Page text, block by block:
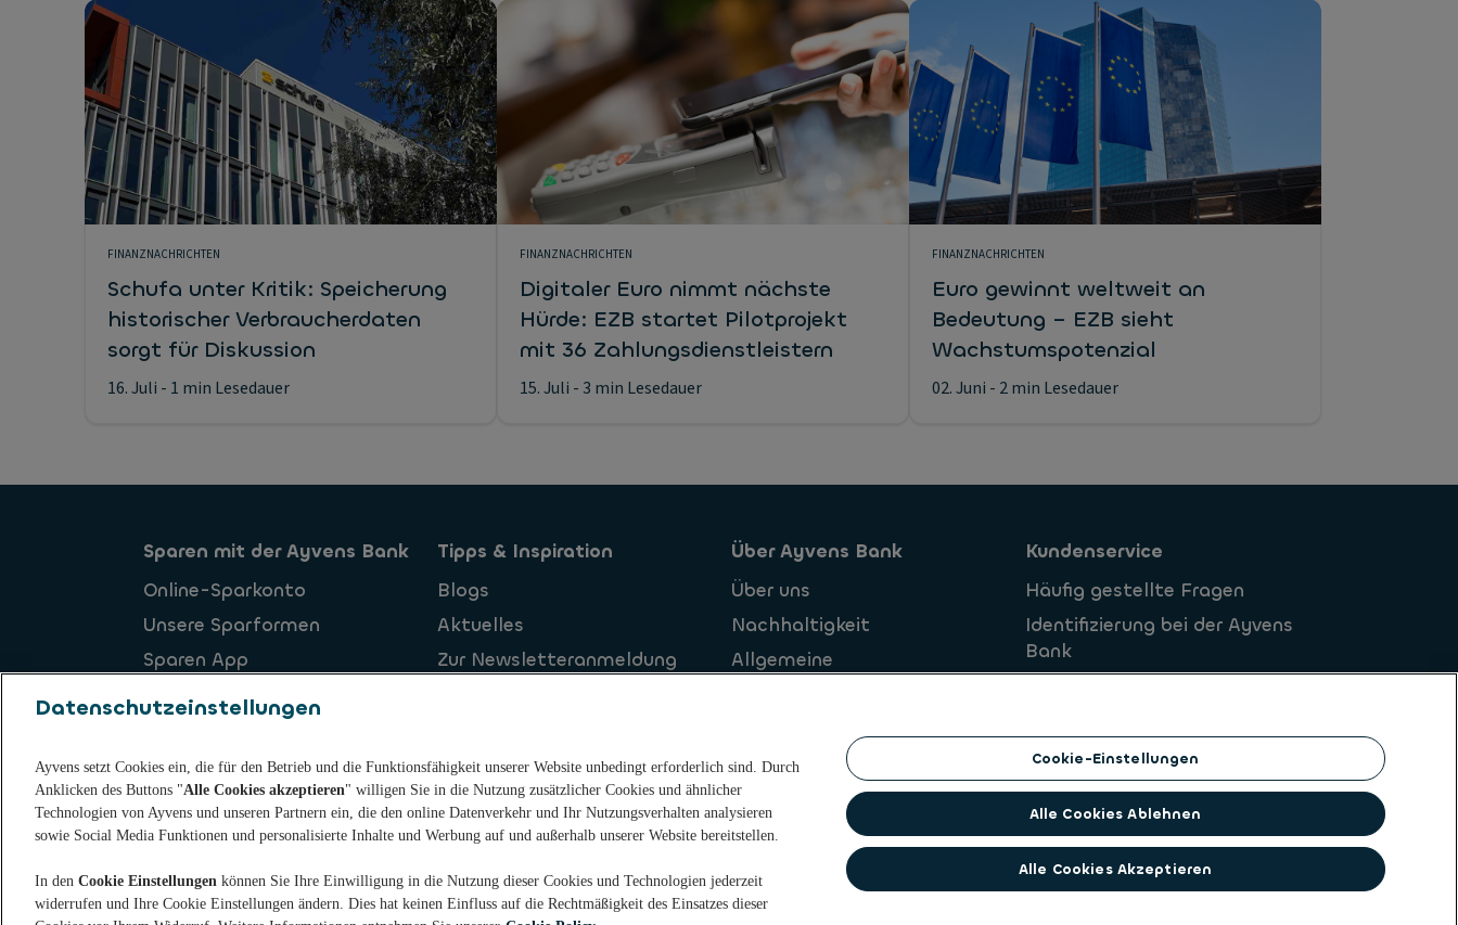
FINANZNACHRICHTEN
Schufa unter Kritik: Speicherung
historischer Verbraucherdaten
sorgt für Diskussion
16. Juli - 1 min Lesedauer
FINANZNACHRICHTEN
Digitaler Euro nimmt nächste
Hürde: EZB startet Pilotprojekt
mit 36 Zahlungsdienstleistern
15. Juli - 3 min Lesedauer
FINANZNACHRICHTEN
Euro gewinnt weltweit an
Bedeutung – EZB sieht
Wachstumspotenzial
02. Juni - 2 min Lesedauer
Sparen mit der Ayvens Bank
Online-Sparkonto
Unsere Sparformen
Sparen App
Aktuelle Zinssaetze
Tipps & Inspiration
Blogs
Aktuelles
Zur Newsletteranmeldung
Über Ayvens Bank
Über uns
Nachhaltigkeit
Allgemeine
Kundenservice
Häufig gestellte Fragen
Identifizierung bei der Ayvens
Bank
DatenschutzDatenschutzrechteCookiesNutzungbedingungenBarrierefreiheitImpressum
Op de hoogte blijven? Volg ons op
© 2026 Ayvens Bank
Datenschutzeinstellungen
Ayvens setzt Cookies ein, die für den Betrieb und die Funktionsfähigkeit unserer Website unbedingt erforderlich sind. Durch
Anklicken des Buttons "Alle Cookies akzeptieren" willigen Sie in die Nutzung zusätzlicher Cookies und ähnlicher
Technologien von Ayvens und unseren Partnern ein, die den online Datenverkehr und Ihr Nutzungsverhalten analysieren
sowie Social Media Funktionen und personalisierte Inhalte und Werbung auf und außerhalb unserer Website bereitstellen.
In den Cookie Einstellungen können Sie Ihre Einwilligung in die Nutzung dieser Cookies und Technologien jederzeit
widerrufen und Ihre Cookie Einstellungen ändern. Dies hat keinen Einfluss auf die Rechtmäßigkeit des Einsatzes dieser
Cookie-Einstellungen
Alle Cookies Ablehnen
Alle Cookies Akzeptieren